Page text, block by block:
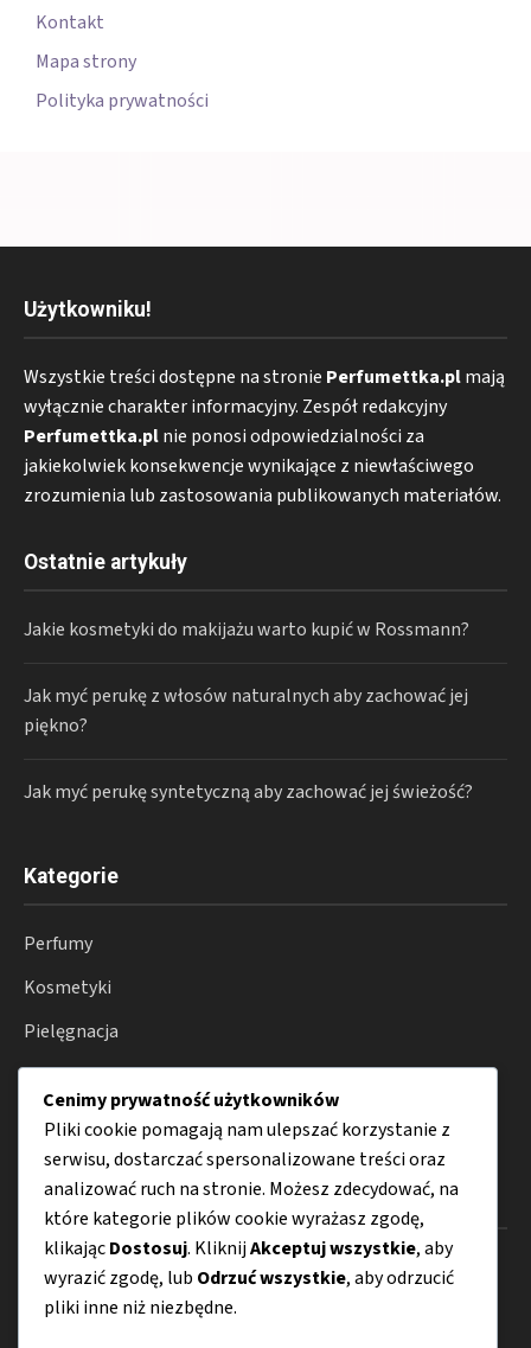
Kontakt
Mapa strony
Polityka prywatności
Użytkowniku!
Wszystkie treści dostępne na stronie Perfumettka.plmają
wyłącznie charakter informacyjny. Zespół redakcyjny
Perfumettka.plnie ponosi odpowiedzialności za
jakiekolwiek konsekwencje wynikające z niewłaściwego
zrozumienia lub zastosowania publikowanych materiałów.
Ostatnie artykuły
Jakie kosmetyki do makijażu warto kupić w Rossmann?
Jak myć perukę z włosów naturalnych aby zachować jej
piękno?
Jak myć perukę syntetyczną aby zachować jej świeżość?
Kategorie
Perfumy
Kosmetyki
Pielęgnacja
Lifestyle
Porady
Menu
Kontakt
Cenimy prywatność użytkowników
Pliki cookie pomagają nam ulepszać korzystanie z
serwisu, dostarczać spersonalizowane treści oraz
analizować ruch na stronie. Możesz zdecydować, na
które kategorie plików cookie wyrażasz zgodę,
klikającDostosuj. KliknijAkceptuj wszystkie, aby
wyrazić zgodę, lub Odrzuć wszystkie, aby odrzucić
pliki inne niż niezbędne.